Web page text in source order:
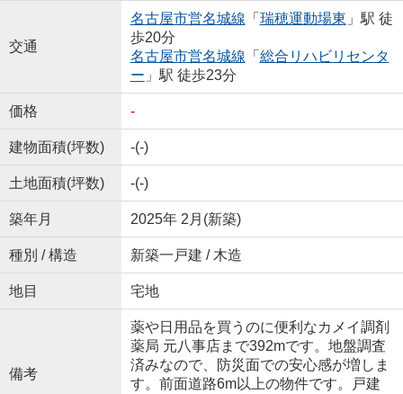
交通
名古屋市営名城線 「 瑞穂運動場東 」駅 徒
歩20分
名古屋市営名城線 「 総合リハビリセンタ
ー 」駅 徒歩23分
価格 -
建物面積(坪数) -(-)
土地面積(坪数) -(-)
築年月 2025年 2月(新築)
種別 / 構造 新築一戸建 / 木造
地目 宅地
備考
薬や日用品を買うのに便利なカメイ調剤
薬局 元八事店まで392mです。地盤調査
済みなので、防災面での安心感が増しま
す。前面道路6m以上の物件です。戸建